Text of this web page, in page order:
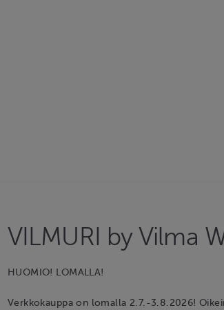
VILMURI by Vilma
HUOMIO! LOMALLA!
Verkkokauppa on lomalla 2.7.-3.8.2026!